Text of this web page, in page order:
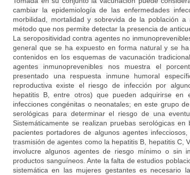
cambiar la epidemiología de las enfermedades
morbilidad, mortalidad y sobrevida de la población
método que nos permite detectar la presencia de
La seropositividad contra agentes no
general que se ha expuesto en forma natural y se
contenidos en los esquemas de vacunación
agentes inmunoprevenibles nos muestra el
presentado una respuesta inmune humoral
reproductiva existe el riesgo de infección por
hepatitis B, entre otros) que pueden adquirirse
infecciones congénitas o neonatales; en este grupo
serológicas para determinar el riesgo de una
Sistemáticamente se realizan pruebas serológicas
pacientes portadores de algunos agentes
trasmisión de agentes como la hepatitis B, hepatitis C,
involucre algunos agentes de riesgo mínimo o sin
productos sanguíneos. Ante la falta de estudios
sistemática en las mujeres gestantes es necesario